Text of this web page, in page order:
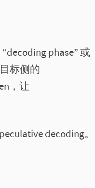
phase” 或
标侧的
，让
decoding